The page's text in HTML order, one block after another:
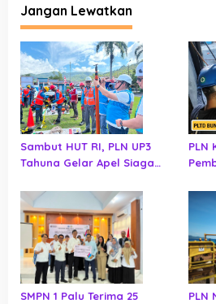
Jangan Lewatkan
Sambut HUT RI, PLN UP3
Tahuna Gelar Apel Siaga
PLN
SMPN 1 Palu Terima 25
PLN